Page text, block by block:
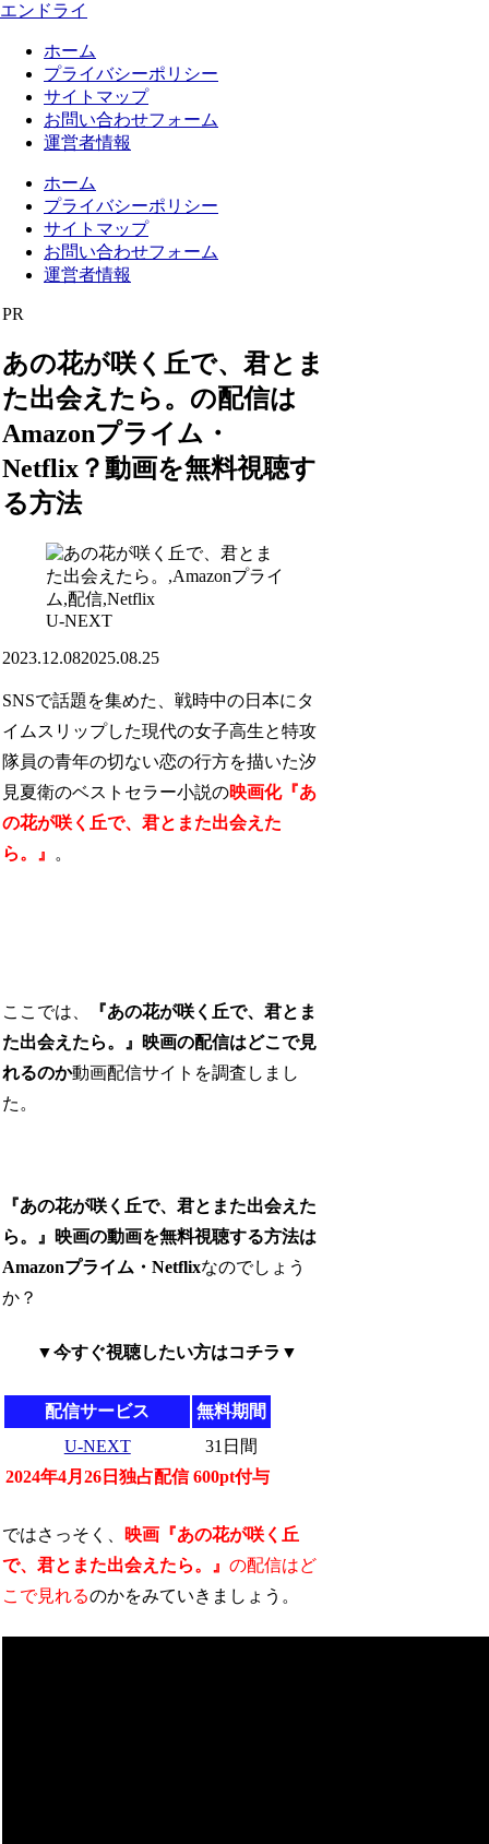
エンドライ
ホーム
プライバシーポリシー
サイトマップ
お問い合わせフォーム
運営者情報
ホーム
プライバシーポリシー
サイトマップ
お問い合わせフォーム
運営者情報
PR
あの花が咲く丘で、君とま
た出会えたら。の配信は
Amazonプライム・
Netflix？動画を無料視聴す
る方法
U-NEXT
2023.12.082025.08.25
SNSで話題を集めた、戦時中の日本にタ
イムスリップした現代の女子高生と特攻
隊員の青年の切ない恋の行方を描いた汐
見夏衛のベストセラー小説の映画化『あ
の花が咲く丘で、君とまた出会えた
ら。』
。
ここでは、
『あの花が咲く丘で、君とま
た出会えたら。』映画の配信はどこで見
れるのか動画配信サイトを調査しまし
た。
『あの花が咲く丘で、君とまた出会えた
ら。』映画の動画を無料視聴する方法は
Amazonプライム・Netflixなのでしょう
か？
▼今すぐ視聴したい方はコチラ▼
配信サービス
無料期間
U-NEXT
2024年4月26日独占配信
31日間
600pt付与
ではさっそく、
映画『あの花が咲く丘
で、君とまた出会えたら。』の配信はど
こで見れるのかをみていきましょう。